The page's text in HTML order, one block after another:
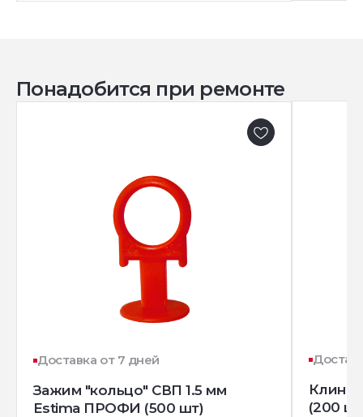
Понадобится при ремонте
Доставка от 7 дней
Зажим "кольцо" СВП 1.5 мм
Estima ПРОФИ (500 шт)
Клин
(200